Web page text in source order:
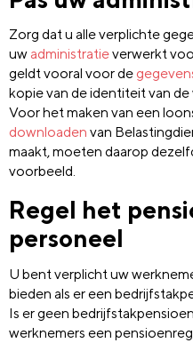
Zorg dat u alle verplichte
uw administratieverwerkt
geldt vooral voor de
kopie van de identiteit van
Voor het maken van een
downloaden van
maakt, moeten daarop
voorbeeld.
Regel het
personeel
U bent verplicht uw
bieden als er een
Is er geen
werknemers een